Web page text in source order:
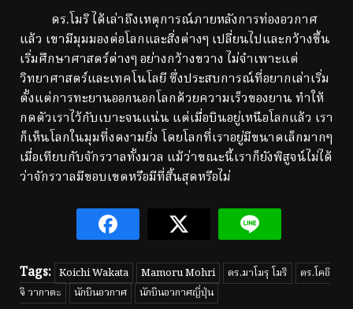
ดร.โมริ ได้เล่าถึงเหตุการณ์ภายหลังการท่องอวกาศ
แล้ว เขามีมุมมองต่อโลกและสิ่งต่างๆ เปลี่ยนไปและกว้างขึ้น
เริ่มศึกษาศาสตร์ต่างๆ อย่างกว้างขวาง ไม่จำเพาะแต่
วิทยาศาสตร์และเทคโนโลยี ซึ่งประสบการณ์ที่อยากเล่าเริ่ม
ตั้งแต่การทะยานออกนอกโลกด้วยความเร็วของยาน ทำให้
กดตัวเราไว้กับเบาะจนแน่น แต่เมื่อบินอยู่เหนือโลกแล้ว เรา
ก็เห็นโลกในมุมที่งดงามยิ่ง โดยโลกที่เราอยู่มีขนาดเล็กมากๆ
เมื่อเทียบกับจักรวาลทั้งมวล แม้ว่าขณะนี้เราก็ยังพิสูจน์ไม่ได้
ว่าจักรวาลมีขอบเขตหรือมีที่สิ้นสุดหรือไม่
Tags: Koichi Wakata Mamoru Mohri ดร.มาโมรุ โมริ
ดร.โคอิ
จิ วากาตะ
นักบินอวกาศ นักบินอวกาศญี่ปุ่น